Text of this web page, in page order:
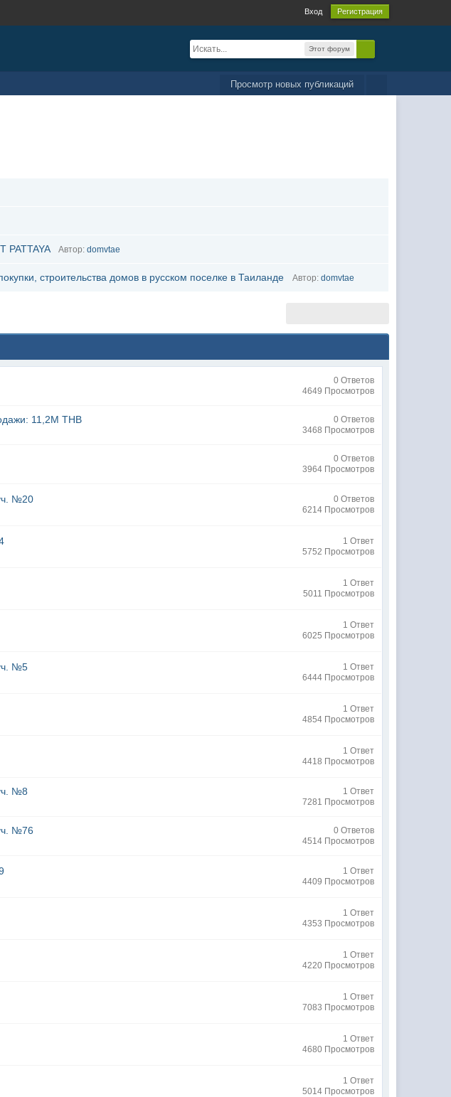
Вход Регистрация
Этот форум
Просмотр новых публикаций
PATTAYA Автор:domvtae
строительства домов в русском поселке в Таиланде Автор:domvtae
0 Ответов
4649 Просмотров
11,2М THB
0 Ответов
3468 Просмотров
0 Ответов
3964 Просмотров
№20
0 Ответов
6214 Просмотров
1 Ответ
5752 Просмотров
1 Ответ
5011 Просмотров
1 Ответ
6025 Просмотров
№5
1 Ответ
6444 Просмотров
1 Ответ
4854 Просмотров
1 Ответ
4418 Просмотров
№8
1 Ответ
7281 Просмотров
№76
0 Ответов
4514 Просмотров
1 Ответ
4409 Просмотров
1 Ответ
4353 Просмотров
1 Ответ
4220 Просмотров
1 Ответ
7083 Просмотров
1 Ответ
4680 Просмотров
1 Ответ
5014 Просмотров